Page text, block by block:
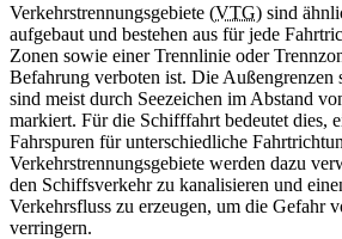
Verkehrstrennungsgebiete (VTG) sind
aufgebaut und bestehen aus für jede
Zonen sowie einer Trennlinie oder
Befahrung verboten ist. Die
sind meist durch Seezeichen im Abstand
markiert. Für die Schifffahrt bedeutet dies,
Fahrspuren für unterschiedliche
Verkehrstrennungsgebiete werden dazu
den Schiffsverkehr zu kanalisieren und
Verkehrsfluss zu erzeugen, um die Gefahr
verringern.